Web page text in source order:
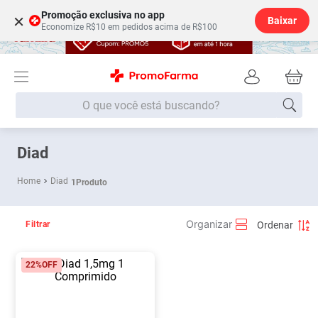
× Promoção exclusiva no app
Economize R$10 em pedidos acima de R$100
Baixar
O que você está buscando?
Diad
Diad 1Produto
Filtrar
22%OFF
Termos mais buscados
1 º Fralda
3º
5º Fralda G